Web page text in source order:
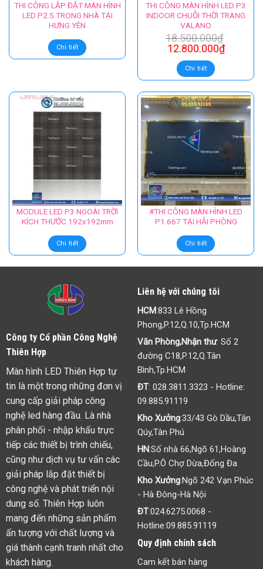
THI CÔNG LẮP ĐẶT MÀN HÌNH
LED P2.5 TRONG NHÀ TẠI
HƯNG YÊN
Chi tiết
THI CÔNG MÀN HÌNH LED P3
INDOOR CHUỖI THỜI TRANG
VALANO
18.500.000₫
12.800.000₫
Chi tiết
MODULE LED P3 NGOÀI TRỜI
KÍCH THƯỚC 192x192mm
Chi tiết
#THI CÔNG MÀN HÌNH LED
P1.667 TẠI HẢI PHÒNG
Chi tiết
Công ty Cổ phần Công Nghệ
Thiên Hợp
Màn hình LED Thiên Hợp tự
tin là một trong những đơn vị
cung cấp giải pháp công
nghệ led hàng đầu. Là nhà
phân phối - nhập khẩu trực
tiếp các thiết bị trình chiếu,
cũng như dịch vụ tư vấn các
giải pháp lắp đặt thiết bị
công nghệ và phát triển nội
dung số. Thiên Hợp luôn
mang đến những sản phẩm
ấn tượng với chất lượng và
giá thành cạnh tranh nhất cho
khách hàng.
Liên hệ với chúng tôi
HCM:833 Lê Hồng
Phong,P.12,Q.10,Tp.HCM
Văn Phòng,Nhận thư: Số 2
đường C18,P.12,Q.Tân
Bình,Tp.HCM
ĐT: 028.3811.3323 - Hotline:
09.885.91119
Kho Xưởng:33/43 Gò Dầu,Tân
Qúy,Tân Phú
HN:Số nhà 66,Ngõ 61,Hoàng
Cầu,P.Ô Chợ Dừa,Đống Đa
Kho Xưởng:Ngõ 242 Vạn Phúc
- Hà Đông-Hà Nội
ĐT:024.6275.0068 -
Hotline:09.885.91119
Quy định chính sách
Cam kết bán hàng